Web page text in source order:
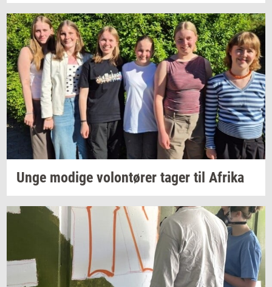
Unge mo­di­ge vo­lontø­rer tager til Afri­ka